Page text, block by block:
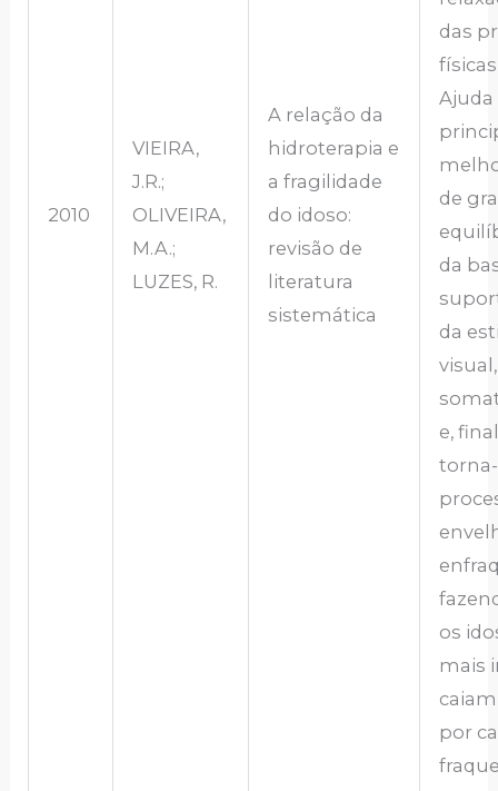
2010
VIEIRA,
J.R.;
OLIVEIRA,
M.A.;
LUZES, R.
A relação da
hidroterapia e
a fragilidade
do idoso:
revisão de
literatura
sistemática
das
Ajuda
de
da
da
e,
os
mais
por